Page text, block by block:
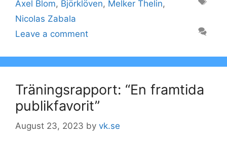
Axel Blom, Björklöven, Melker Thelin,
Nicolas Zabala
Leave a comment
Träningsrapport: “En framtida
publikfavorit”
August 23, 2023 by vk.se